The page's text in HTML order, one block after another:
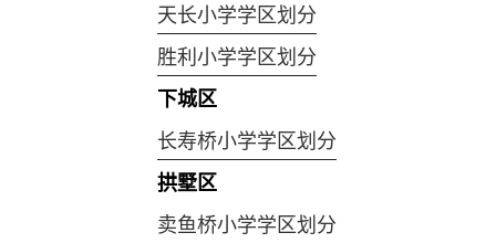
天长小学学区划分
胜利小学学区划分
下城区
长寿桥小学学区划分
拱墅区
卖鱼桥小学学区划分